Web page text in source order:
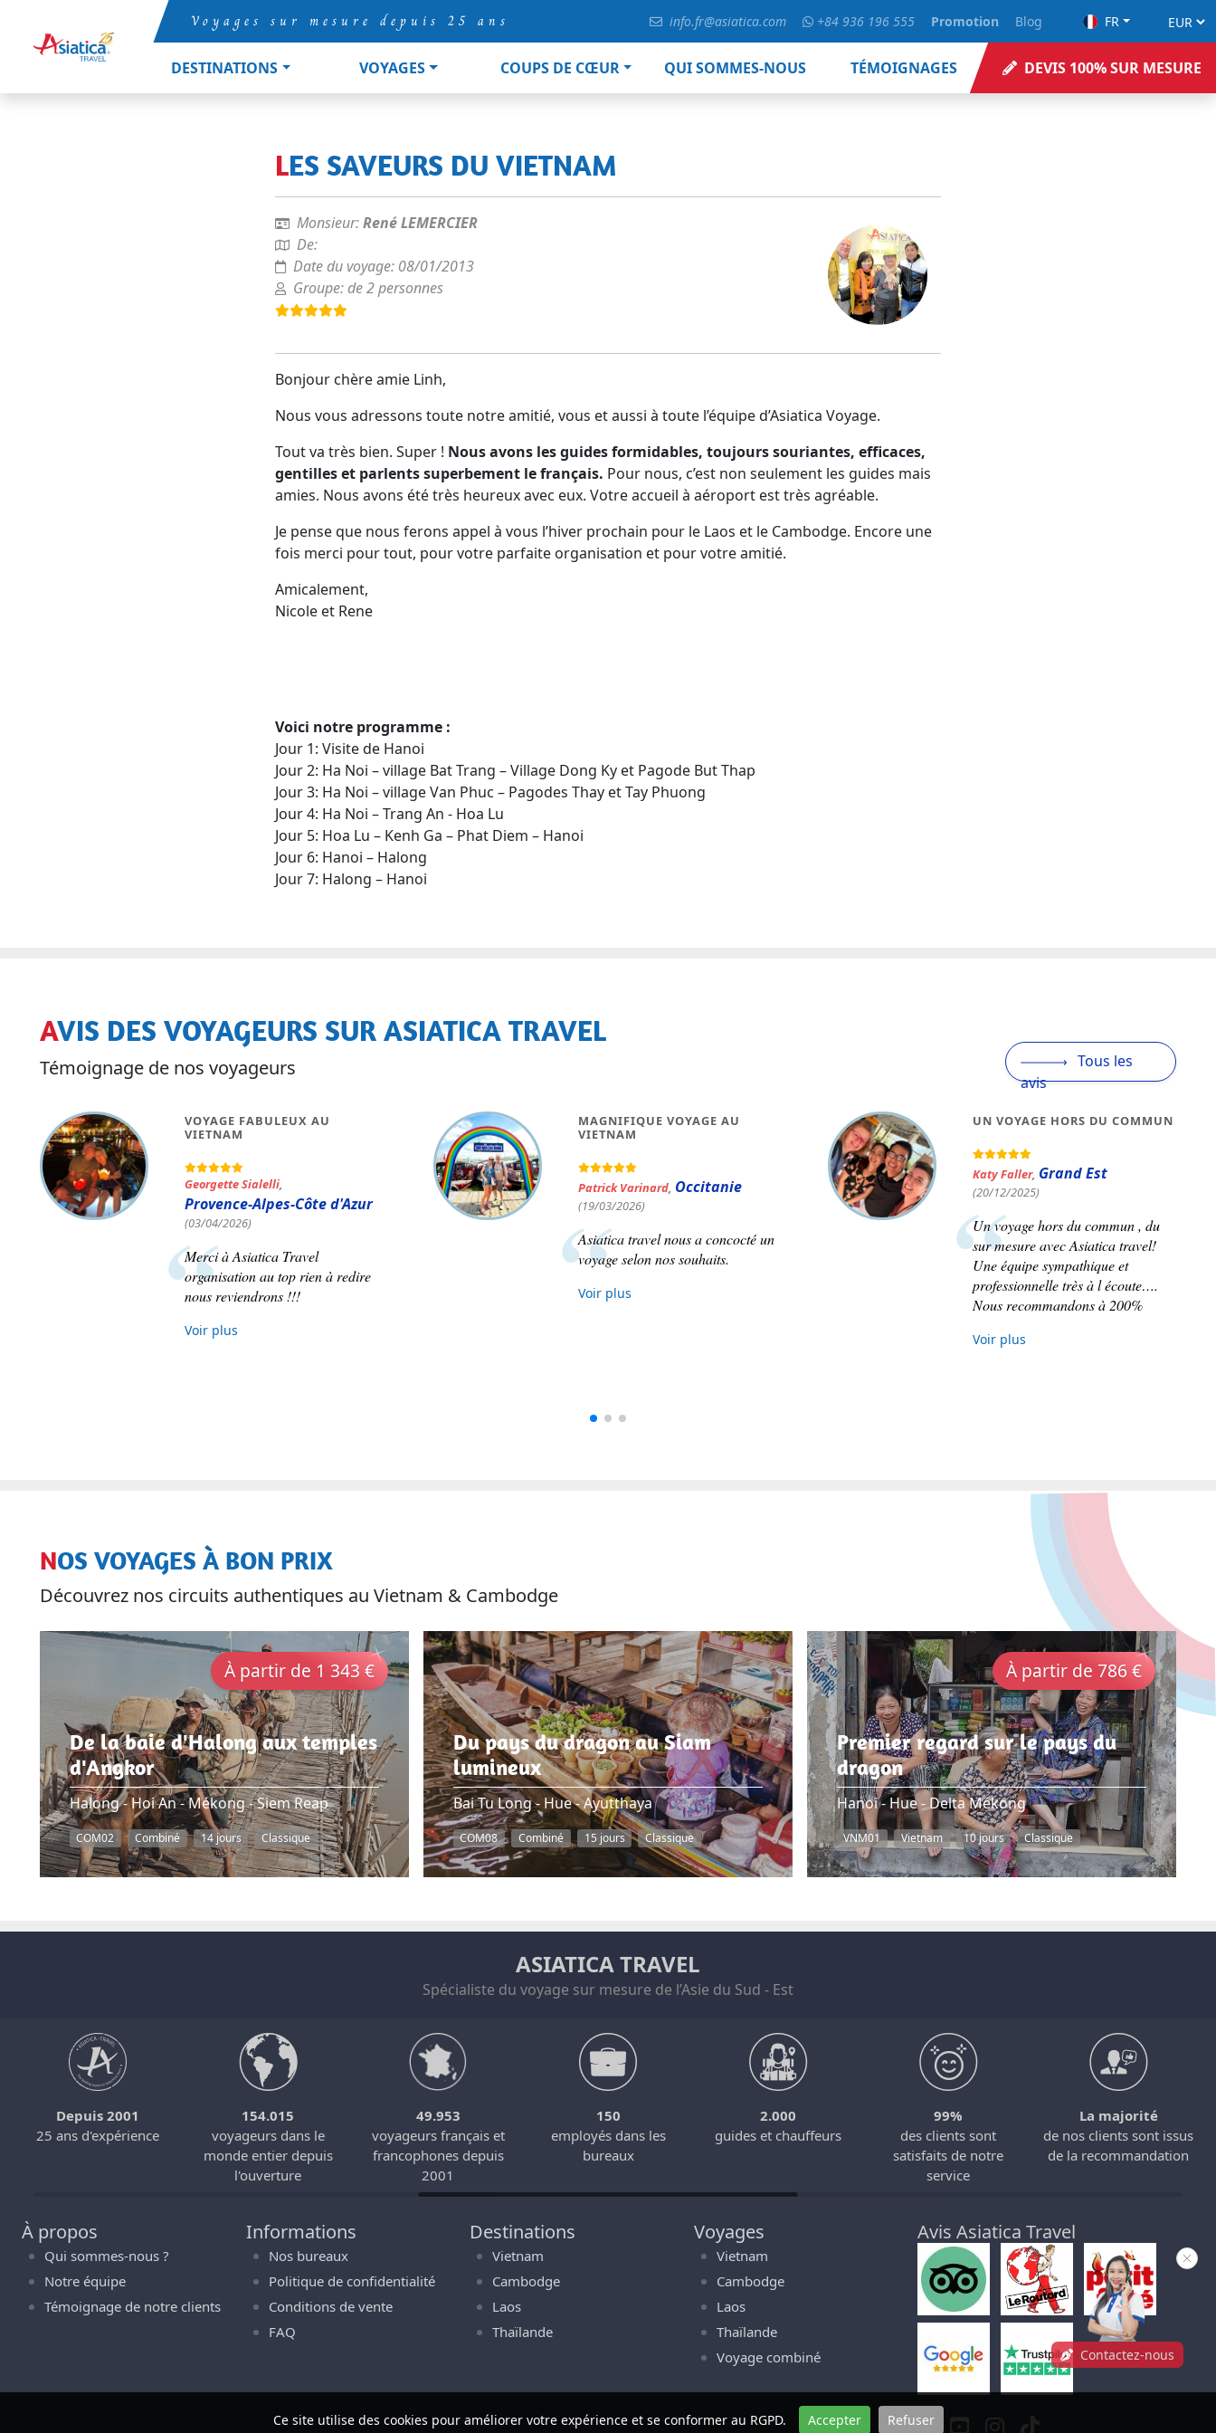
Voyages sur mesure depuis 25 ans info.fr@asiatica.com +84 936 196 555 Promotion Blog FR
DESTINATIONS VOYAGES COUPS DE CŒUR QUI SOMMES-NOUS TÉMOIGNAGES DEVIS 100% SUR MESURE
LES SAVEURS DU VIETNAM
Monsieur:René LEMERCIER
De:
Date du voyage: 08/01/2013
Groupe:de 2 personnes
Bonjour chère amie Linh,
Nous vous adressons toute notre amitié, vous et aussi à toute l’équipe d’Asiatica Voyage.
Tout va très bien. Super ! Nous avons les guides formidables, toujours souriantes, efficaces,
gentilles et parlents superbement le français. Pour nous, c’est non seulement les guides mais
amies. Nous avons été très heureux avec eux. Votre accueil à aéroport est très agréable.
Je pense que nous ferons appel à vous l’hiver prochain pour le Laos et le Cambodge. Encore une
fois merci pour tout, pour votre parfaite organisation et pour votre amitié.
Amicalement,
Nicole et Rene
Voici notre programme :
Jour 1: Visite de Hanoi
Jour 2: Ha Noi – village Bat Trang – Village Dong Ky et Pagode But Thap
Jour 3: Ha Noi – village Van Phuc – Pagodes Thay et Tay Phuong
Jour 4: Ha Noi – Trang An - Hoa Lu
Jour 5: Hoa Lu – Kenh Ga – Phat Diem – Hanoi
Jour 6: Hanoi – Halong
Jour 7: Halong – Hanoi
AVIS DES VOYAGEURS SUR ASIATICA TRAVEL
Témoignage de nos voyageurs
Tous les
avis
VOYAGE FABULEUX AU
VIETNAM
Georgette Sialelli,
Provence-Alpes-Côte d'Azur
(03/04/2026)
Merci à Asiatica Travel
organisation au top rien à redire
nous reviendrons !!!
Voir plus
MAGNIFIQUE VOYAGE AU
VIETNAM
Patrick Varinard, Occitanie
(19/03/2026)
Asiatica travel nous a concocté un
voyage selon nos souhaits.
Voir plus
UN VOYAGE HORS DU COMMUN
Katy Faller, Grand Est
(20/12/2025)
Un voyage hors du commun , du
sur mesure avec Asiatica travel!
Une équipe sympathique et
professionnelle très à l écoute….
Nous recommandons à 200%
Voir plus
NOS VOYAGES À BON PRIX
Découvrez nos circuits authentiques au Vietnam & Cambodge
À partir de 1 343 €
De la baie d'Halong aux temples
d'Angkor
Halong - Hoi An - Mékong - Siem Reap
COM02 Combiné 14 jours Classique
Du pays du dragon au Siam
lumineux
Bai Tu Long - Hue - Ayutthaya
COM08 Combiné 15 jours Classique
À partir de 786 €
Premier regard sur le pays du
dragon
Hanoi - Hue - Delta Mékong
VNM01 Vietnam 10 jours Classique
ASIATICA TRAVEL
Spécialiste du voyage sur mesure de l’Asie du Sud - Est
Depuis 2001
25 ans d'expérience
154.015
voyageurs dans le
monde entier depuis
l'ouverture
49.953
voyageurs français et
francophones depuis
2001
150
employés dans les
bureaux
2.000
guides et chauffeurs
99%
des clients sont
satisfaits de notre
service
La majorité
de nos clients sont issus
de la recommandation
À propos
Qui sommes-nous ?
Notre équipe
Témoignage de notre clients
Informations
Nos bureaux
Politique de confidentialité
Conditions de vente
FAQ
Destinations
Vietnam
Cambodge
Laos
Thaïlande
Voyages
Vietnam
Cambodge
Laos
Thaïlande
Voyage combiné
Avis Asiatica Travel
Contactez-nous
Ce site utilise des cookies pour améliorer votre expérience et se conformer au RGPD. Accepter Refuser